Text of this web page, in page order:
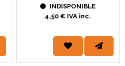
INDISPONIBLE
4,50 € IVA inc.